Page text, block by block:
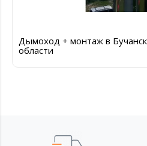
Дымоход + монтаж в
области